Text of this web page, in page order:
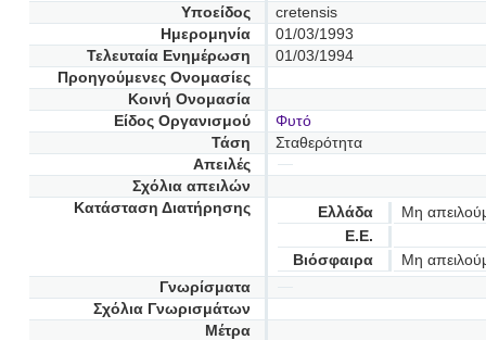
Υποείδος
cretensis
Ημερομηνία
01/03/1993
Τελευταία Ενημέρωση
01/03/1994
Προηγούμενες Oνομασίες
Κοινή Ονομασία
Είδος Οργανισμού
Φυτό
Τάση
Σταθερότητα
Απειλές
Σχόλια απειλών
Κατάσταση Διατήρησης
Ελλάδα
Μη
Ε.Ε.
Βιόσφαιρα
Μη
Γνωρίσματα
Σχόλια Γνωρισμάτων
Μέτρα